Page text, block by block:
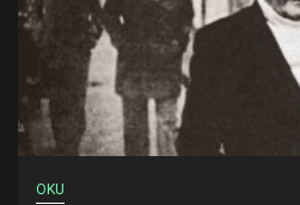
OKU